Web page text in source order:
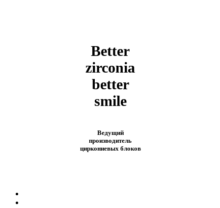
Better
zirconia
better
smile
Ведущий
производитель
циркониевых блоков